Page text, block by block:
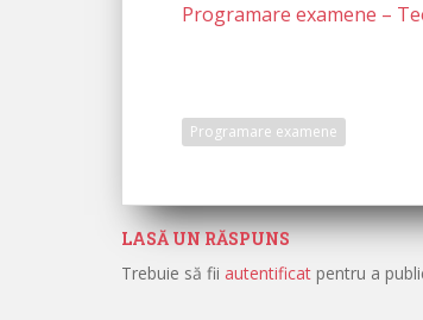
Programare examene –
Programare examene
LASĂ UN RĂSPUNS
Trebuie să fii autentificat pentru a